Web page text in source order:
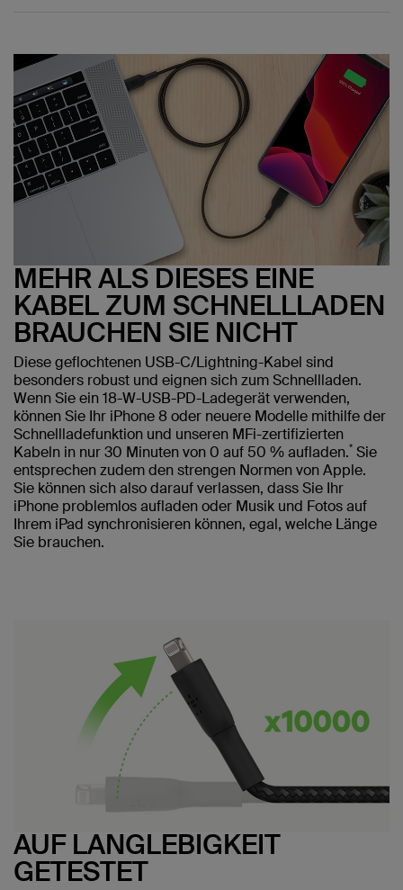
MEHR ALS DIESES EINE
KABEL ZUM SCHNELLLADEN
BRAUCHEN SIE NICHT
Diese geflochtenen USB-C/Lightning-Kabel sind
besonders robust und eignen sich zum Schnellladen.
Wenn Sie ein 18-W-USB-PD-Ladegerät verwenden,
können Sie Ihr iPhone 8 oder neuere Modelle mithilfe der
Schnellladefunktion und unseren MFi-zertifizierten
Kabeln in nur 30 Minuten von 0 auf 50 % aufladen.* Sie
entsprechen zudem den strengen Normen von Apple.
Sie können sich also darauf verlassen, dass Sie Ihr
iPhone problemlos aufladen oder Musik und Fotos auf
Ihrem iPad synchronisieren können, egal, welche Länge
Sie brauchen.
AUF LANGLEBIGKEIT
GETESTET